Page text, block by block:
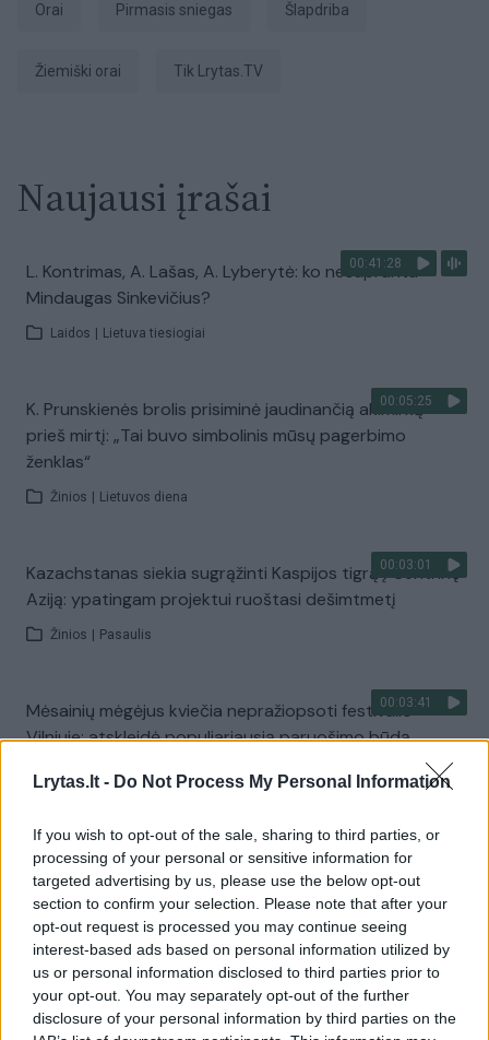
Lrytas.lt - Do Not Process My Personal Information
If you wish to opt-out of the sale, sharing to third parties, or
processing of your personal or sensitive information for
targeted advertising by us, please use the below opt-out
section to confirm your selection. Please note that after your
opt-out request is processed you may continue seeing
interest-based ads based on personal information utilized by
us or personal information disclosed to third parties prior to
your opt-out. You may separately opt-out of the further
disclosure of your personal information by third parties on the
Orai pirmasis sniegas Šlapdriba
žiemiški orai tik Lrytas.TV
Naujausi įrašai
00:41:28
L. Kontrimas, A. Lašas, A. Lyberytė: ko nesupranta
Mindaugas Sinkevičius?
Laidos Lietuva tiesiogiai
00:05:25
K. Prunskienės brolis prisiminė jaudinančią akimirką
prieš mirtį: „Tai buvo simbolinis mūsų pagerbimo
ženklas“
Žinios Lietuvos diena
00:03:01
Kazachstanas siekia sugrąžinti Kaspijos tigrą į Centrinę
Aziją: ypatingam projektui ruoštasi dešimtmetį
Žinios Pasaulis
00:03:41
Mėsainių mėgėjus kviečia nepražiopsoti festivalio
Vilniuje: atskleidė populiariausią paruošimo būdą
Žinios | Lietuvos diena
Visi įrašai
Žiūrimiausi įrašai
00:00:49
Pateikė daugiau detalių apie iš tėvų paimtus šešis